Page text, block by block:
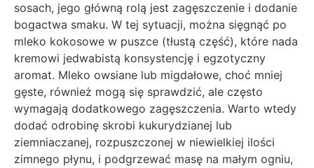
sosach, jego główną rolą jest zagęszczenie i dodanie
bogactwa smaku. W tej sytuacji, można sięgnąć po
mleko kokosowe w puszce (tłustą część), które nada
kremowi jedwabistą konsystencję i egzotyczny
aromat. Mleko owsiane lub migdałowe, choć mniej
gęste, również mogą się sprawdzić, ale często
wymagają dodatkowego zagęszczenia. Warto wtedy
dodać odrobinę skrobi kukurydzianej lub
ziemniaczanej, rozpuszczonej w niewielkiej ilości
zimnego płynu, i podgrzewać masę na małym ogniu,